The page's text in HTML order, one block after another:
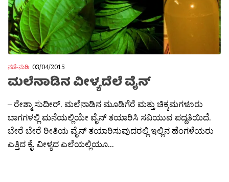
ನಡೆ-ನುಡಿ 03/04/2015
ಮಲೆನಾಡಿನ ವೀಳ್ಯದೆಲೆ ವೈನ್
– ರೇಶ್ಮಾ ಸುದೀರ್. ಮಲೆನಾಡಿನ ಮೂಡಿಗೆರೆ ಮತ್ತು ಚಿಕ್ಕಮಗಳೂರು
ಬಾಗಗಳಲ್ಲಿ ಮನೆಯಲ್ಲಿಯೇ ವೈನ್ ತಯಾರಿಸಿ ಸವಿಯುವ ಪದ್ದತಿಯಿದೆ.
ಬೇರೆ ಬೇರೆ ರೀತಿಯ ವೈನ್ ತಯಾರಿಸುವುದರಲ್ಲಿ ಇಲ್ಲಿನ ಹೆಂಗಳೆಯರು
ಎತ್ತಿದ ಕೈ. ವೀಳ್ಯದ ಎಲೆಯಲ್ಲಿಯೂ...